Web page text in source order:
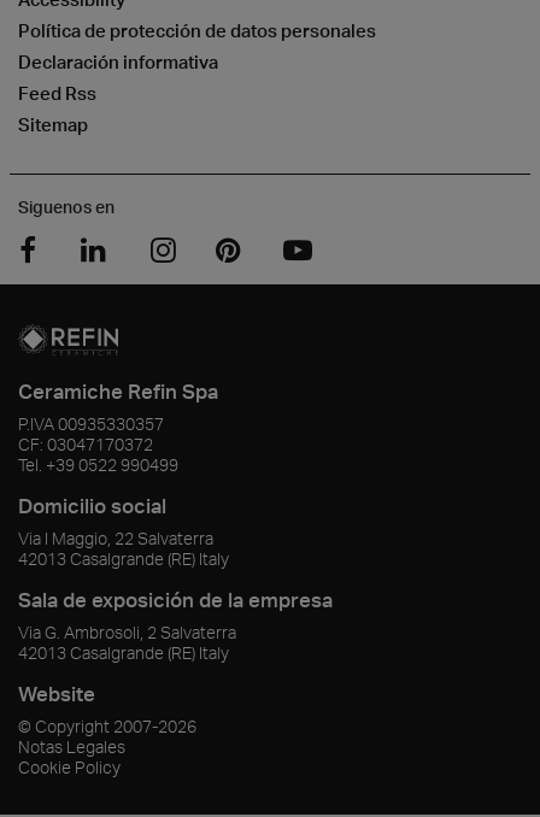
Política de protección de datos personales
Declaración informativa
Feed Rss
Sitemap
Siguenos en
Ceramiche Refin Spa
P.IVA00935330357
CF: 03047170372
Tel. +39 0522 990499
Domicilio social
Via I Maggio, 22 Salvaterra
42013 Casalgrande (RE) Italy
Sala de exposición de la empresa
Via G. Ambrosoli, 2 Salvaterra
42013 Casalgrande (RE) Italy
Website
© Copyright 2007-2026
Notas Legales
Cookie Policy